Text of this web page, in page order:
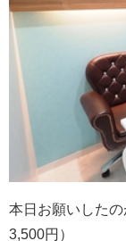
本日お願いした
3,500円）